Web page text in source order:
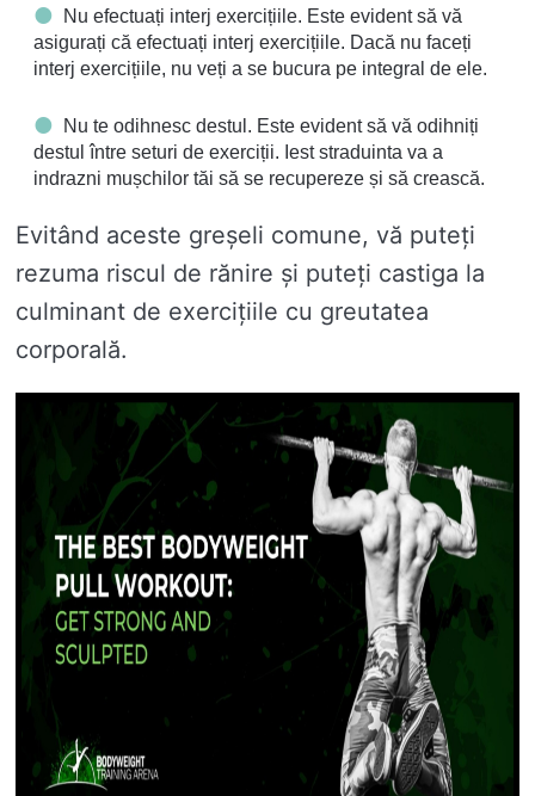
Nu efectuați interj exercițiile. Este evident să vă
asigurați că efectuați interj exercițiile. Dacă nu faceți
interj exercițiile, nu veți a se bucura pe integral de ele.
Nu te odihnesc destul. Este evident să vă odihniți
destul între seturi de exerciții. Iest straduinta va a
indrazni mușchilor tăi să se recupereze și să crească.
Evitând aceste greșeli comune, vă puteți
rezuma riscul de rănire și puteți castiga la
culminant de exercițiile cu greutatea
corporală.